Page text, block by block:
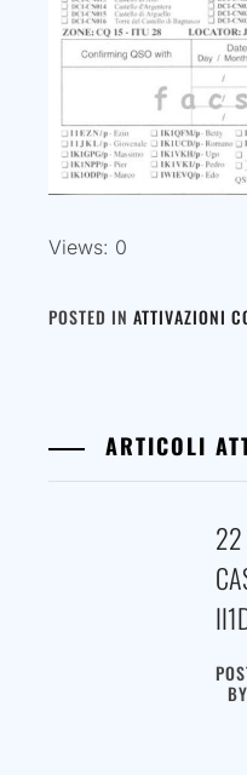
Views: 0
POSTED IN ATTIVAZIONI
ARTICOLI
22
BY